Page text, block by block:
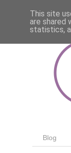
Blog
This site
are shared
statistics,